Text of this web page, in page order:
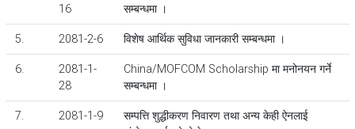
16
सम्बन्धमा ।
5. 2081-2-6 विशेष आर्थिक सुविधा जानकारी सम्बन्धमा ।
6.
2081-1-
28
China/MOFCOM Scholarship मा मनोनयन गर्ने
सम्बन्धमा ।
7. 2081-1-9
सम्पत्ति शुद्धीकरण निवारण तथा अन्य केही ऐनलाई